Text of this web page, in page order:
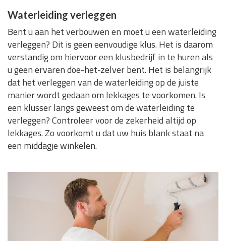
Waterleiding verleggen
Bent u aan het verbouwen en moet u een waterleiding
verleggen? Dit is geen eenvoudige klus. Het is daarom
verstandig om hiervoor een klusbedrijf in te huren als
u geen ervaren doe-het-zelver bent. Het is belangrijk
dat het verleggen van de waterleiding op de juiste
manier wordt gedaan om lekkages te voorkomen. Is
een klusser langs geweest om de waterleiding te
verleggen? Controleer voor de zekerheid altijd op
lekkages. Zo voorkomt u dat uw huis blank staat na
een middagje winkelen.